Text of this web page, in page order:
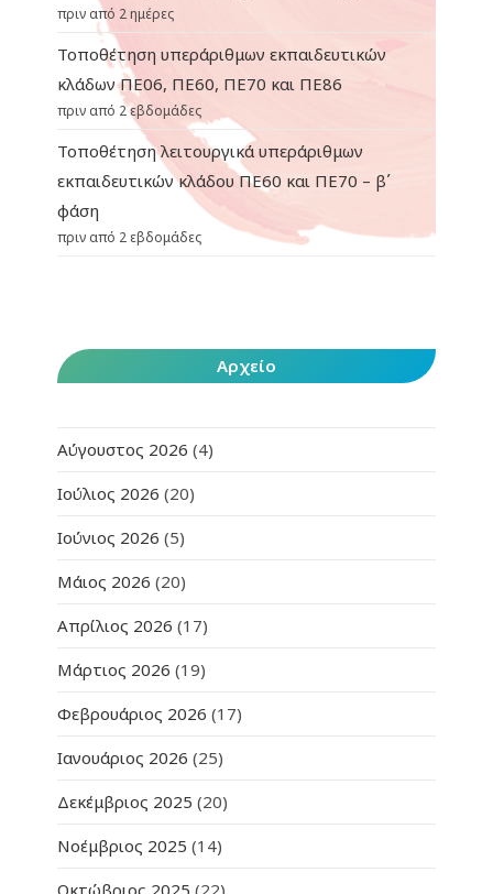
πριν από 2 ημέρες
Τοποθέτηση υπεράριθμων εκπαιδευτικών
κλάδων ΠΕ06, ΠΕ60, ΠΕ70 και ΠΕ86
πριν από 2 εβδομάδες
Τοποθέτηση λειτουργικά υπεράριθμων
εκπαιδευτικών κλάδου ΠΕ60 και ΠΕ70 – β΄
φάση
πριν από 2 εβδομάδες
Αρχείο
Αύγουστος 2026 (4)
Ιούλιος 2026 (20)
Ιούνιος 2026 (5)
Μάιος 2026 (20)
Απρίλιος 2026 (17)
Μάρτιος 2026 (19)
Φεβρουάριος 2026 (17)
Ιανουάριος 2026 (25)
Δεκέμβριος 2025 (20)
Νοέμβριος 2025 (14)